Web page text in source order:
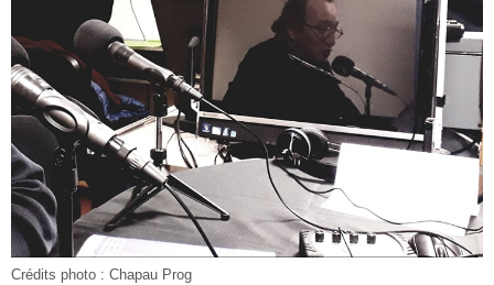
Crédits photo : Chapau Prog